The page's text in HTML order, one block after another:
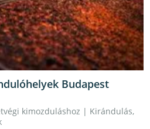
Budapest
kimozduláshoz | Kirándulás,